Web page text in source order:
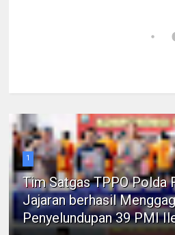
1
Tim Satgas TPPO Polda
Jajaran berhasil
Penyelundupan 39 PMI